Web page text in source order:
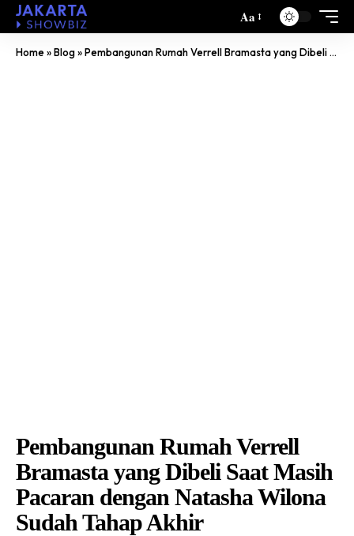
Aa
Home»Blog»Pembangunan Rumah Verrell Bramasta yang Dibeli Saat Masih Pacaran dengan Natasha Wilona Sudah Tahap Akhir
Pembangunan Rumah Verrell
Bramasta yang Dibeli Saat Masih
Pacaran dengan Natasha Wilona
Sudah Tahap Akhir